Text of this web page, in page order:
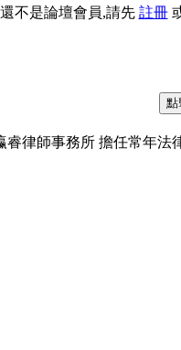
不是論壇會員,請先 註冊
睿律師事務所 擔任常年法